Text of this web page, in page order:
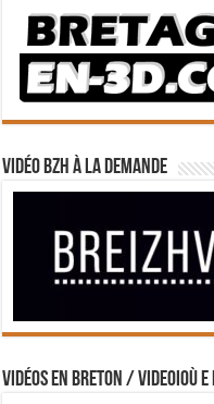
Vidéo BZH à la demande
Vidéos en breton / Videoioù